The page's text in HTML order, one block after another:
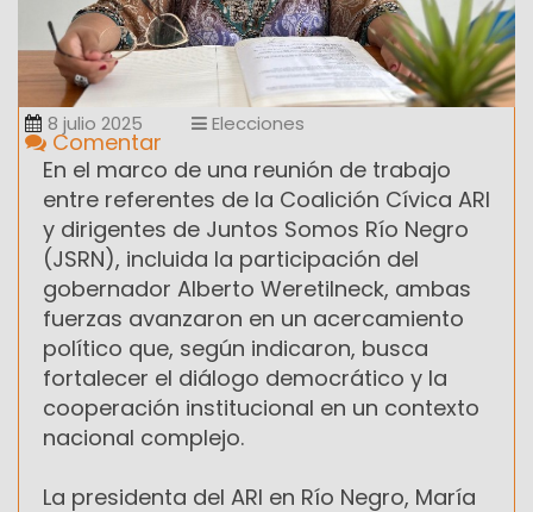
8 julio 2025 Elecciones
Comentar
En el marco de una reunión de trabajo
entre referentes de la Coalición Cívica ARI
y dirigentes de Juntos Somos Río Negro
(JSRN), incluida la participación del
gobernador Alberto Weretilneck, ambas
fuerzas avanzaron en un acercamiento
político que, según indicaron, busca
fortalecer el diálogo democrático y la
cooperación institucional en un contexto
nacional complejo.
La presidenta del ARI en Río Negro, María